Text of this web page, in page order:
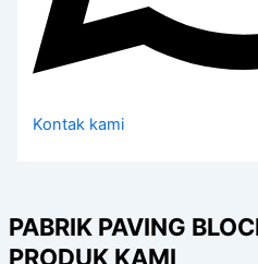
Kontak kami
PABRIK PAVING
PRODUK KAMI